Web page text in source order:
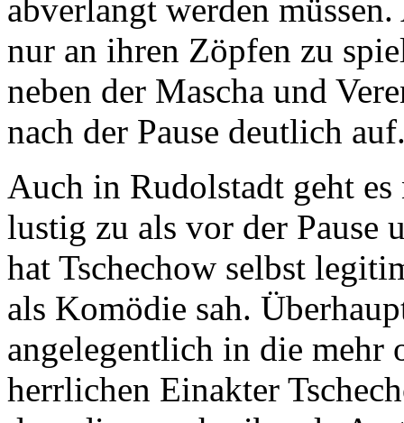
abverlangt werden
nur an ihren Zöpfen zu
neben der Mascha und
nach der Pause deutlich
Auch in Rudolstadt geht
lustig zu als vor der Pause
hat Tschechow selbst
als Komödie sah.
angelegentlich in die mehr
herrlichen Einakter